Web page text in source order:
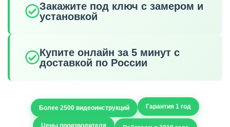
Закажите под ключ с замером и
установкой
Купите онлайн за 5 минут с
доставкой по России
Более 2500 видеоинструкций Гарантия 1 год
Работаем с 2019 года